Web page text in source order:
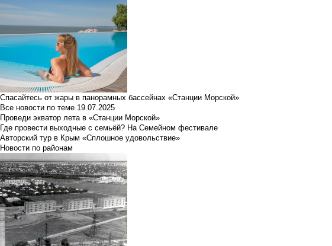
Спасайтесь от жары в панорамных бассейнах «Станции Морской»
Все новости по теме 19.07.2025
Проведи экватор лета в «Станции Морской»
Где провести выходные с семьёй? На Семейном фестивале
Авторский тур в Крым «Сплошное удовольствие»
Новости по районам